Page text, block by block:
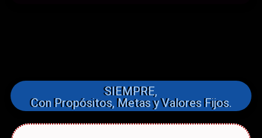
SIEMPRE,
Con Propósitos, Metas y Valores Fijos.